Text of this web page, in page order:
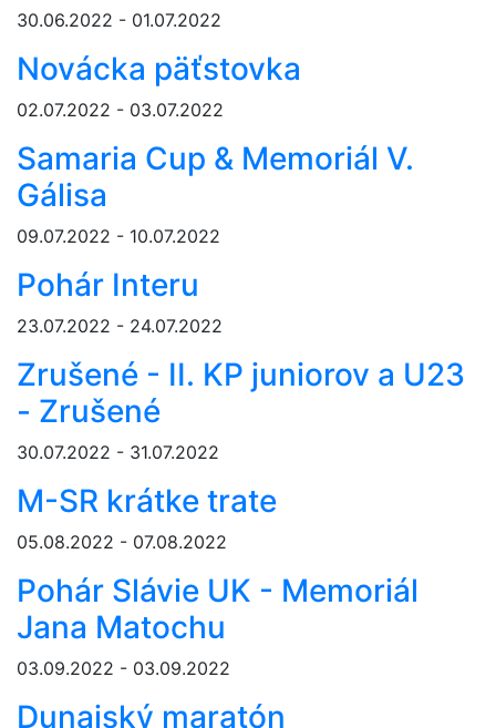
30.06.2022 - 01.07.2022
Novácka päťstovka
02.07.2022 - 03.07.2022
Samaria Cup & Memoriál V.
Gálisa
09.07.2022 - 10.07.2022
Pohár Interu
23.07.2022 - 24.07.2022
Zrušené - II. KP juniorov a U23
- Zrušené
30.07.2022 - 31.07.2022
M-SR krátke trate
05.08.2022 - 07.08.2022
Pohár Slávie UK - Memoriál
Jana Matochu
03.09.2022 - 03.09.2022
Dunajský maratón